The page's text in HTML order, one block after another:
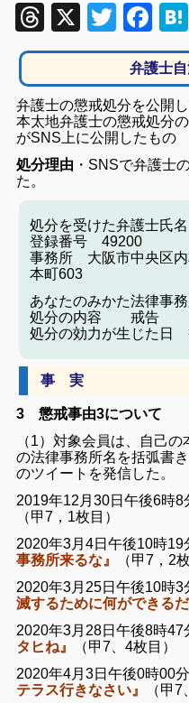
Threads
X
弁護士
弁護士の懲戒処分を公開し
本太地弁護士の懲戒処分
がSNS上に公開したもの
処分理由 ・SNSで弁護士
た。
処分を受けた弁護士氏
登録番号
事務所 大阪市中央区内
本町603
あなたのみ
処分の内容
処分の効力が生じた日
事 実
3 懲戒事由3について
（1）対象会員は、自己
の法律事務所名を括弧書
のツイートを発信した。
2019年12月30日午後6時8
（甲7，1枚目）
2020年3月4日午後10時19
事務所来るな』
（甲7，2
2020年3月25日午後10時3
滅するために何ができるだ
2020年3月28日午後8時47
タヒね』
（甲7、4枚目）
2020年4月3日午後0時00分
テラス行きなさい』
（甲7